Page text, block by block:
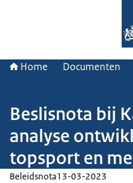
Home Documenten
Beslisnota bij
analyse
topsport en
Beleidsnota13-03-2023